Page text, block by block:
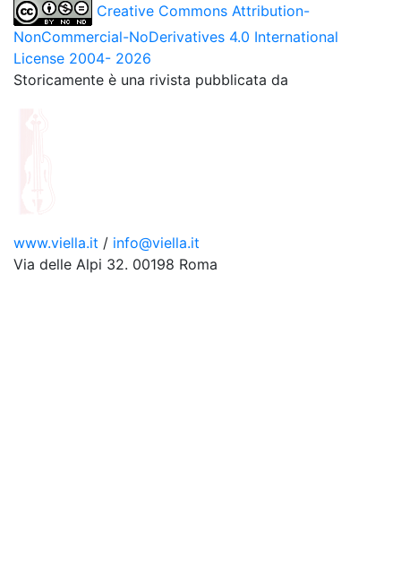
Creative Commons Attribution-
NonCommercial-NoDerivatives 4.0 International
License 2004- 2026
Storicamente è una rivista pubblicata da
www.viella.it / info@viella.it
Via delle Alpi 32. 00198 Roma